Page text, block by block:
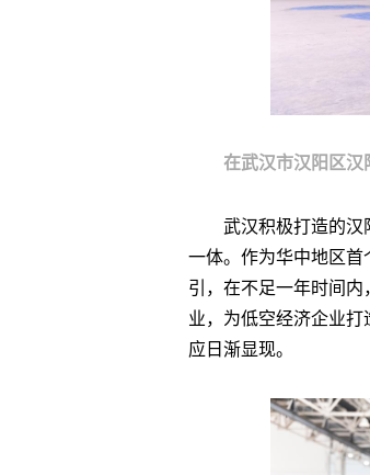
在武汉市汉阳区
武汉积极打造的汉
一体。作为华中地区
引，在不足一年时间
业，为低空经济企业
应日渐显现。